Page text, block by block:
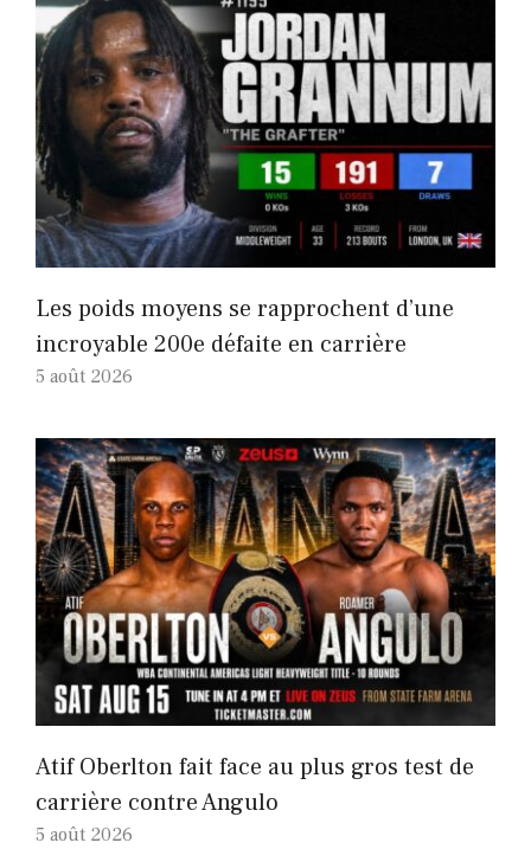
Les poids moyens se rapprochent d’une
incroyable 200e défaite en carrière
5 août 2026
Atif Oberlton fait face au plus gros test de
carrière contre Angulo
5 août 2026